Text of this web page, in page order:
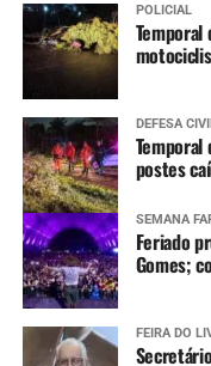
POLICIAL
DEFESA
Temporal
postes
SEMANA
Feriado
Gomes;
FEIRA DO